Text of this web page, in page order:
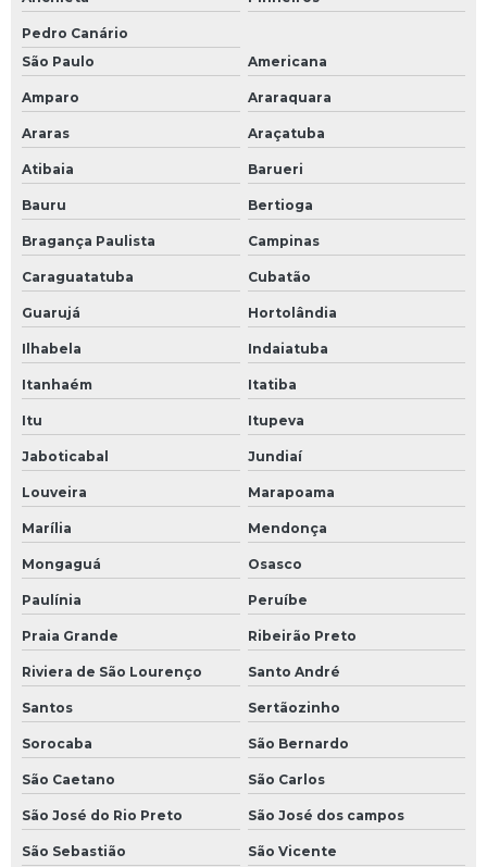
Pedro Canário
São Paulo
Americana
Amparo Araraquara
Araras Araçatuba
Atibaia Barueri
Bauru Bertioga
Bragança Paulista Campinas
Caraguatatuba Cubatão
Guarujá Hortolândia
Ilhabela Indaiatuba
Itanhaém Itatiba
Itu Itupeva
Jaboticabal Jundiaí
Louveira Marapoama
Marília Mendonça
Mongaguá Osasco
Paulínia Peruíbe
Praia Grande Ribeirão Preto
Riviera de São Lourenço Santo André
Santos Sertãozinho
Sorocaba São Bernardo
São Caetano São Carlos
São José do Rio Preto São José dos campos
São Sebastião São Vicente